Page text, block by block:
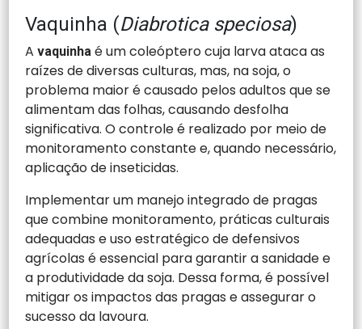
Vaquinha (Diabrotica speciosa)
Avaquinhaé um coleóptero cuja larva ataca as
raízes de diversas culturas, mas, na soja, o
problema maior é causado pelos adultos que se
alimentam das folhas, causando desfolha
significativa. O controle é realizado por meio de
monitoramento constante e, quando necessário,
aplicação de inseticidas.
Implementar um manejo integrado de pragas
que combine monitoramento, práticas culturais
adequadas e uso estratégico de defensivos
agrícolas é essencial para garantir a sanidade e
a produtividade da soja. Dessa forma, é possível
mitigar os impactos das pragas e assegurar o
sucesso da lavoura.